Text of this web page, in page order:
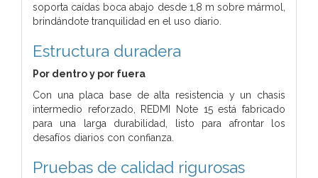
soporta caídas boca abajo desde 1,8 m sobre mármol,
brindándote tranquilidad en el uso diario.
Estructura duradera
Por dentro y por fuera
Con una placa base de alta resistencia y un chasis
intermedio reforzado, REDMI Note 15 está fabricado
para una larga durabilidad, listo para afrontar los
desafíos diarios con confianza.
Pruebas de calidad rigurosas